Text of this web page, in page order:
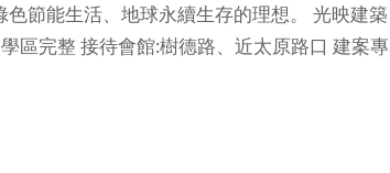
節能生活、地球永續生存的理想。 光映建築
區完整 接待會館:樹德路、近太原路口 建案專